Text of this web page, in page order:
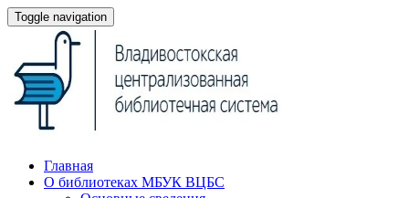
Toggle navigation
Главная
О библиотеках МБУК ВЦБС